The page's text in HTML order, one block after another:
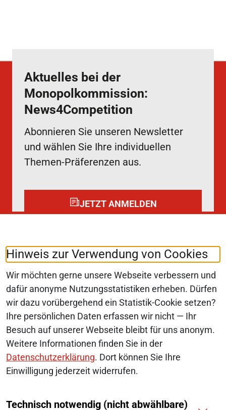
Hinweis zur Verwendung von Cookies
Wir möchten gerne unsere Webseite verbessern und
dafür anonyme Nutzungsstatistiken erheben. Dürfen
wir dazu vorübergehend ein Statistik-Cookie setzen?
Ihre persönlichen Daten erfassen wir nicht — Ihr
Besuch auf unserer Webseite bleibt für uns anonym.
Weitere Informationen finden Sie in der
Datenschutzerklärung. Dort können Sie Ihre
Einwilligung jederzeit widerrufen.
Technisch notwendig (nicht abwählbare)
Aktuelles bei der
Monopolkommission:
News4Competition
Abonnieren Sie unseren Newsletter
und wählen Sie Ihre individuellen
Themen-Präferenzen aus.
JETZT ANMELDEN
Folgen Sie uns auf: LinkedIn
© 2026 Monopolkommission
SERVICE-NAVIGATION
SITEMAP
ERKLÄRUNG ZUR BARRIEREFREIHEIT
BARRIERE MELDEN
IMPRESSUM